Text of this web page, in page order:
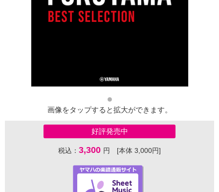
画像をタップすると拡大ができます。
好評発売中
税込： 3,300 円 [本体 3,000円]